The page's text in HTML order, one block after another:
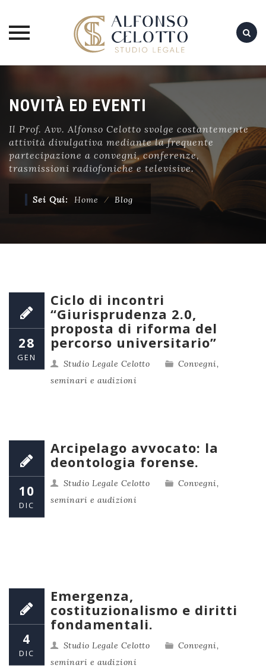
content
NOVITÀ ED EVENTI
Il Prof. Avv. Alfonso Celotto svolge costantemente
attività divulgativa mediante la frequente
partecipazione a convegni, conferenze,
trasmissioni radiofoniche e televisive.
Sei Qui: Home ⁄ Blog
28
GEN
Ciclo di incontri
“Giurisprudenza 2.0,
proposta di riforma del
percorso universitario”
Studio Legale Celotto
Convegni,
seminari e audizioni
10
DIC
Arcipelago avvocato: la
deontologia forense.
Studio Legale Celotto
Convegni,
seminari e audizioni
4
DIC
Emergenza,
costituzionalismo e diritti
fondamentali.
Studio Legale Celotto
Convegni,
seminari e audizioni